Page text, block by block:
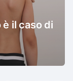
il caso di